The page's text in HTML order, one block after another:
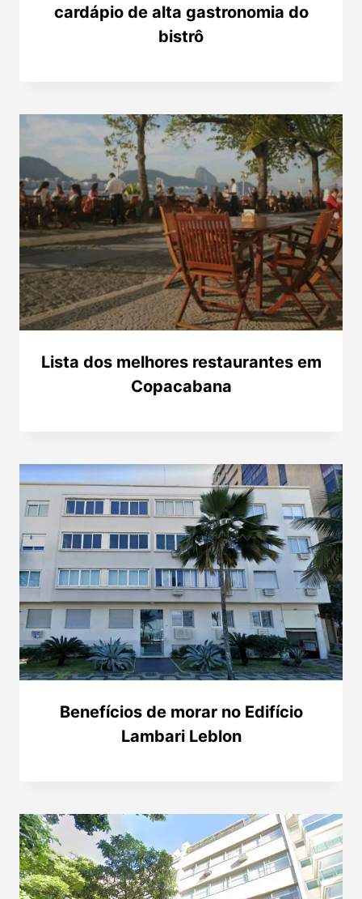
cardápio de alta gastronomia do
bistrô
Lista dos melhores restaurantes em
Copacabana
Benefícios de morar no Edifício
Lambari Leblon